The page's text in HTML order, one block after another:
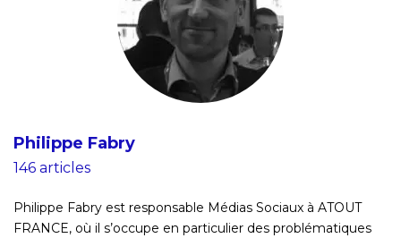
Philippe Fabry
146 articles
Philippe Fabry est responsable Médias Sociaux à ATOUT
FRANCE, où il s’occupe en particulier des problématiques